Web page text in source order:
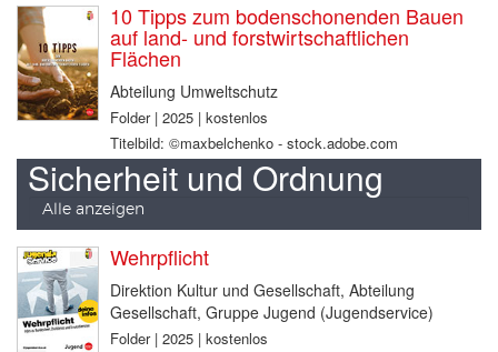
10 Tipps zum bodenschonenden Bauen
auf land- und forstwirtschaftlichen
Flächen
Abteilung Umweltschutz
Folder | 2025 | kostenlos
Titelbild: ©maxbelchenko - stock.adobe.com
Sicherheit und Ordnung
Alle anzeigen
Wehrpflicht
Direktion Kultur und Gesellschaft, Abteilung
Gesellschaft, Gruppe Jugend (Jugendservice)
Folder | 2025 | kostenlos